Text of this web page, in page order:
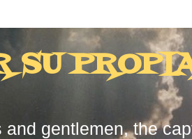
SU
and gentlemen, the